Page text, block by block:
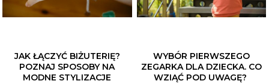
JAK ŁĄCZYĆ BIŻUTERIĘ?
POZNAJ SPOSOBY NA
MODNE STYLIZACJE
WYBÓR PIERWSZEGO
ZEGARKA DLA DZIECKA. CO
WZIĄĆ POD UWAGĘ?